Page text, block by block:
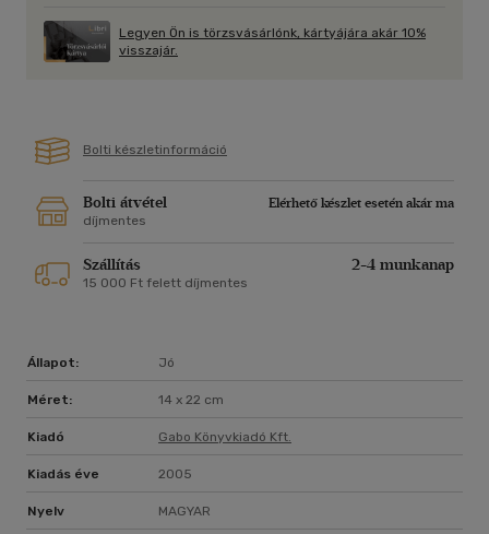
Legyen Ön is törzsvásárlónk, kártyájára akár 10%
visszajár.
Bolti készletinformáció
Bolti átvétel
Elérhető készlet esetén akár ma
díjmentes
Szállítás 2-4 munkanap
15 000 Ft felett díjmentes
Állapot: Jó
Méret: 14 x 22 cm
Kiadó Gabo Könyvkiadó Kft.
Kiadás éve 2005
Nyelv MAGYAR